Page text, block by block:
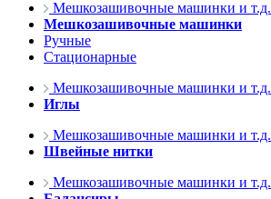
Мешкозашивочные машинки и т.д.
Мешкозашивочные машинки
Ручные
Стационарные
Мешкозашивочные машинки и т.д.
Иглы
Мешкозашивочные машинки и т.д.
Швейные нитки
Мешкозашивочные машинки и т.д.